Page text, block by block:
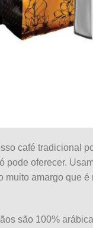
café tradicional
pode oferecer.
muito amargo que
são 100%